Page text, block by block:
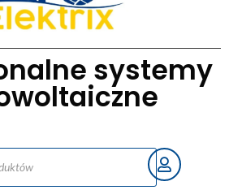
systemy